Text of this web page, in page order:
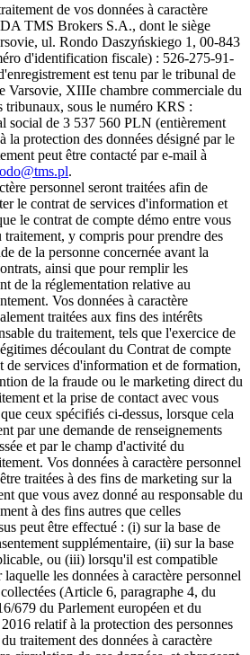
de vos données à caractère
TMS Brokers S.A., dont le siège
ul. Rondo Daszyńskiego 1, 00-843
d'identification fiscale) : 526-275-91-
est tenu par le tribunal de
Varsovie, XIIIe chambre commerciale du
tribunaux, sous le numéro KRS :
social de 3 537 560 PLN (entièrement
la protection des données désigné par le
peut être contacté par e-mail à
odo@tms.pl.
personnel seront traitées afin de
le contrat de services d'information et
le contrat de compte démo entre vous
traitement, y compris pour prendre des
de la personne concernée avant la
ainsi que pour remplir les
de la réglementation relative au
Vos données à caractère
traitées aux fins des intérêts
du traitement, tels que l'exercice de
découlant du Contrat de compte
de services d'information et de formation,
de la fraude ou le marketing direct du
et la prise de contact avec vous
ceux spécifiés ci-dessus, lorsque cela
par une demande de renseignements
et par le champ d'activité du
Vos données à caractère personnel
traitées à des fins de marketing sur la
que vous avez donné au responsable du
à des fins autres que celles
peut être effectué : (i) sur la base de
supplémentaire, (ii) sur la base
ou (iii) lorsqu'il est compatible
les données à caractère personnel
(Article 6, paragraphe 4, du
679 du Parlement européen et du
relatif à la protection des personnes
traitement des données à caractère